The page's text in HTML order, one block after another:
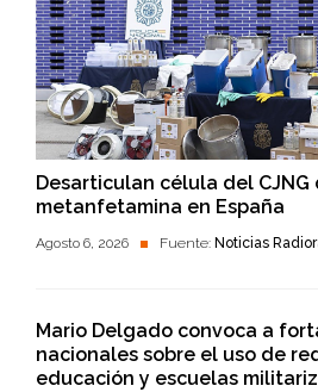
Desarticulan célula del
metanfetamina en España
Agosto 6, 2026 Fuente: Noticias
Mario Delgado convoca a
nacionales sobre el uso de
educación y escuelas